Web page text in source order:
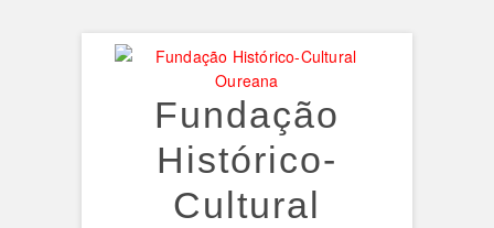
Fundação
Histórico-
Cultural